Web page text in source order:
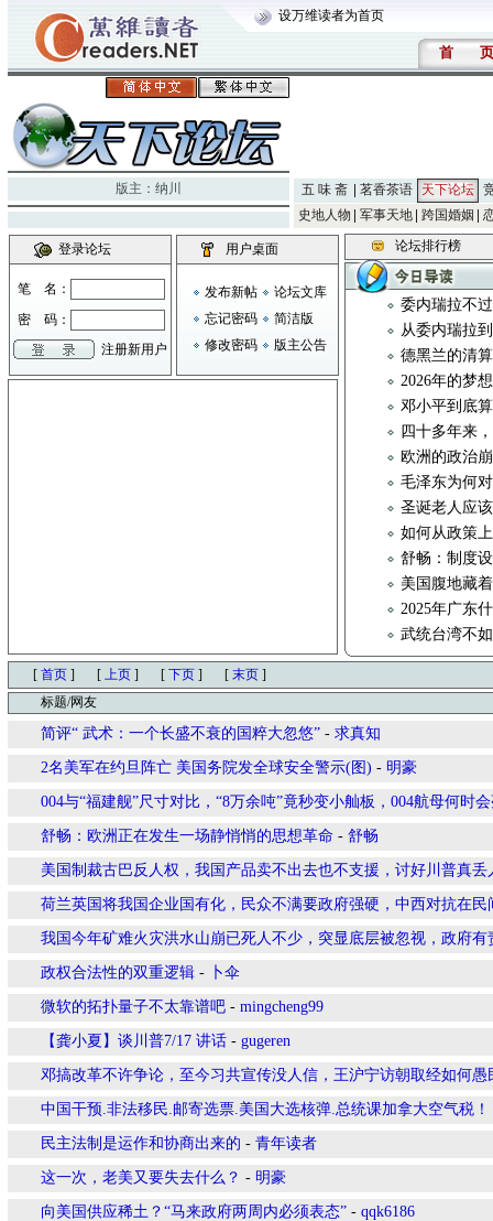
设万维读者为首页
首 页
版主： 纳川 五 味 斋 茗香茶语 天下论坛
史地人物
军事天地 跨国婚姻
登录论坛
笔 名：
密 码：
注册新用户
用户桌面
发布新帖
论坛文库
忘记密码
简洁版
修改密码
版主公告
论坛排行榜
委内瑞拉不
从委内瑞拉
德黑兰的清
2026年的梦想
邓小平到底
四十多年来
欧洲的政治
毛泽东为何
圣诞老人应
如何从政策
舒畅：制度
美国腹地藏
2025年广东
武统台湾不
[ 首页 ] [ 上页 ] [ 下页 ] [ 末页 ]
标题/网友
简评“ 武术：一个长盛不衰的国粹大忽悠” - 求真知
2名美军在约旦阵亡 美国务院发全球安全警示(图) - 明豪
004与“福建舰”尺寸对比，“8万余吨”竟秒变小舢板，004航母何时
舒畅：欧洲正在发生一场静悄悄的思想革命 - 舒畅
美国制裁古巴反人权，我国产品卖不出去也不支援，讨好川普真丢
荷兰英国将我国企业国有化，民众不满要政府强硬，中西对抗在民
我国今年矿难火灾洪水山崩已死人不少，突显底层被忽视，政府有
政权合法性的双重逻辑 - 卜伞
微软的拓扑量子不太靠谱吧 - mingcheng99
【龚小夏】谈川普7/17 讲话 - gugeren
邓搞改革不许争论，至今习共宣传没人信，王沪宁访朝取经如何愚
中国干预.非法移民.邮寄选票.美国大选核弹.总统课加拿大空气税！
民主法制是运作和协商出来的 - 青年读者
这一次，老美又要失去什么？ - 明豪
向美国供应稀土？“马来政府两周内必须表态” - qqk6186